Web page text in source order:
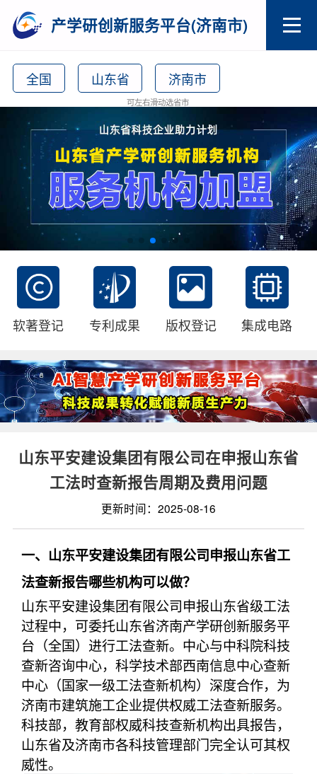
产学研创新服务平台(济南市)
全国 山东省 济南市
可左右滑动选省市
软著登记 专利成果 版权登记 集成电路
山东平安建设集团有限公司在申报山东省
工法时查新报告周期及费用问题
更新时间：2025-08-16
一、山东平安建设集团有限公司申报山东省工
法查新报告哪些机构可以做？
山东平安建设集团有限公司申报山东省级工法
过程中，可委托山东省济南产学研创新服务平
台（全国）进行工法查新。中心与中科院科技
查新咨询中心，科学技术部西南信息中心查新
中心（国家一级工法查新机构）深度合作，为
济南市建筑施工企业提供权威工法查新服务。
科技部，教育部权威科技查新机构出具报告，
山东省及济南市各科技管理部门完全认可其权
威性。